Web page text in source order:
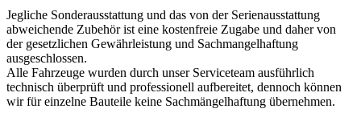
Jegliche Sonderausstattung und das von der Serienausstattung
abweichende Zubehör ist eine kostenfreie Zugabe und daher von
der gesetzlichen Gewährleistung und Sachmangelhaftung
ausgeschlossen.
Alle Fahrzeuge wurden durch unser Serviceteam ausführlich
technisch überprüft und professionell aufbereitet, dennoch können
wir für einzelne Bauteile keine Sachmängelhaftung übernehmen.